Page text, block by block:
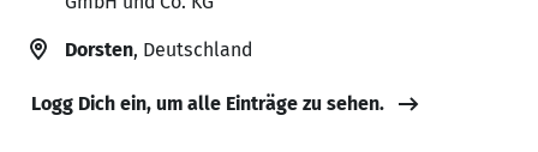
Dorsten, Deutschland
Logg Dich ein, um alle Einträge zu sehen.